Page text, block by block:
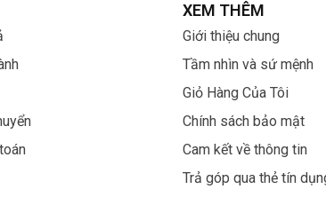
thu hút sự chú ý của các đối tác đồng
thị giờ và phút bằng các chữ số.
nha sản xuất các mã có thể nhảy số
XEM THÊM
Giới thiệu chung
Tầm nhìn và sứ mệnh
Giỏ Hàng Của Tôi
Chính sách bảo mật
Cam kết về thông tin
Trả góp qua thẻ tín